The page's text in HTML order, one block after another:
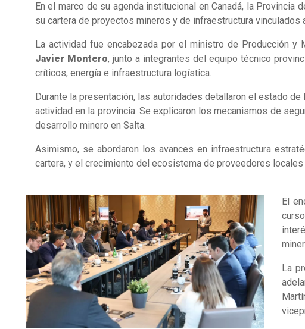
En el marco de su agenda institucional en Canadá, la
su cartera de proyectos mineros y de infraestructura
La actividad fue encabezada por el ministro de Producción y
Javier Montero, junto a integrantes del equipo técnico
críticos, energía e infraestructura logística.
Durante la presentación, las autoridades detallaron el estado
actividad en la provincia. Se explicaron los mecanismos de
desarrollo minero en Salta.
Asimismo, se abordaron los avances en infraestructura
cartera, y el crecimiento del ecosistema de proveedores
El
La